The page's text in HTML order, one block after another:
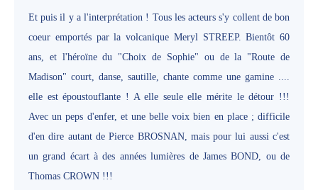
Et puis il y a l'interprétation ! Tous les acteurs s'y collent de bon
coeur emportés par la volcanique Meryl STREEP. Bientôt 60
ans, et l'héroïne du "Choix de Sophie" ou de la "Route de
Madison" court, danse, sautille, chante comme une gamine ....
elle est époustouflante ! A elle seule elle mérite le détour !!!
Avec un peps d'enfer, et une belle voix bien en place ; difficile
d'en dire autant de Pierce BROSNAN, mais pour lui aussi c'est
un grand écart à des années lumières de James BOND, ou de
Thomas CROWN !!!